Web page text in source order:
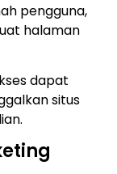
pengguna,
halaman
dapat
situs